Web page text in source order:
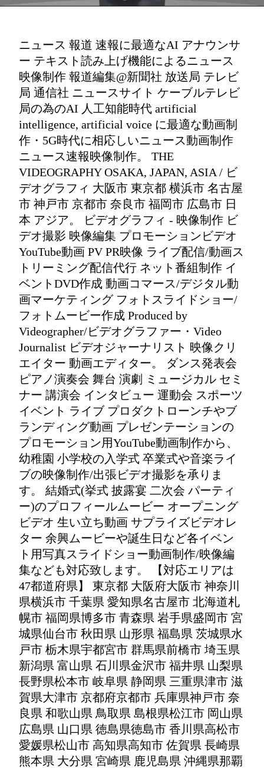
ニュース 報道 速報に最適なAI アナウンサ
ー テキスト読み上げ機能によるニュース
映像制作 報道編集@新聞社 放送局 テレビ
局 通信社 ニュースサイト ケーブルテレビ
局の為のAI 人工知能時代 artificial
intelligence, artificial voice に最適な動画制
作・5G時代に相応しいニュース動画制作
ニュース速報映像制作。 THE
VIDEOGRAPHY OSAKA, JAPAN, ASIA / ビ
デオグラフィ 大阪市 東京都 横浜市 名古屋
市 神戸市 京都市 奈良市 福岡市 広島市 日
本 アジア。 ビデオグラフィ - 映像制作 ビ
デオ撮影 映像編集 プロモーションビデオ
YouTube動画 PV PR映像 ライブ配信/動画ス
トリーミング配信代行 ネット番組制作 イ
ベントDVD作成 動画コマース/デジタル動
画マーケティング フォトスライドショー/
フォトムービー作成 Produced by
Videographer/ビデオグラファー・Video
Journalist ビデオジャーナリスト 映像クリ
エイター 動画エディター。 ダンス発表会
ピアノ演奏会 舞台 演劇 ミュージカル セミ
ナー 講演会 インタビュー 運動会 スポーツ
イベント ライブ プロダクトローンチやブ
ランディング動画 プレゼンテーションの
プロモーション用YouTube動画制作から、
幼稚園 小学校の入学式 卒業式や音楽ライ
ブの映像制作/出張ビデオ撮影を承りま
す。 結婚式(挙式 披露宴 二次会 パーティ
ー)のプロフィールムービー オープニング
ビデオ 生い立ち動画 サプライズビデオレ
ター 余興ムービーや誕生日など各イベン
ト用写真スライドショー動画制作/映像編
集なども対応致します。 【対応エリアは
47都道府県】 東京都 大阪府大阪市 神奈川
県横浜市 千葉県 愛知県名古屋市 北海道札
幌市 福岡県博多市 青森県 岩手県盛岡市 宮
城県仙台市 秋田県 山形県 福島県 茨城県水
戸市 栃木県宇都宮市 群馬県前橋市 埼玉県
新潟県 富山県 石川県金沢市 福井県 山梨県
長野県松本市 岐阜県 静岡県 三重県津市 滋
賀県大津市 京都府京都市 兵庫県神戸市 奈
良県 和歌山県 鳥取県 島根県松江市 岡山県
広島県 山口県 徳島県徳島市 香川県高松市
愛媛県松山市 高知県高知市 佐賀県 長崎県
熊本県 大分県 宮崎県 鹿児島県 沖縄県那覇